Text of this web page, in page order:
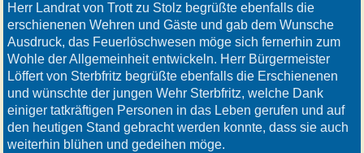
Herr Landrat von Trott zu Stolz begrüßte ebenfalls die
erschienenen Wehren und Gäste und gab dem Wunsche
Ausdruck, das Feuerlöschwesen möge sich fernerhin zum
Wohle der Allgemeinheit entwickeln. Herr Bürgermeister
Löffert von Sterbfritz begrüßte ebenfalls die Erschienenen
und wünschte der jungen Wehr Sterbfritz, welche Dank
einiger tatkräftigen Personen in das Leben gerufen und auf
den heutigen Stand gebracht werden konnte, dass sie auch
weiterhin blühen und gedeihen möge.